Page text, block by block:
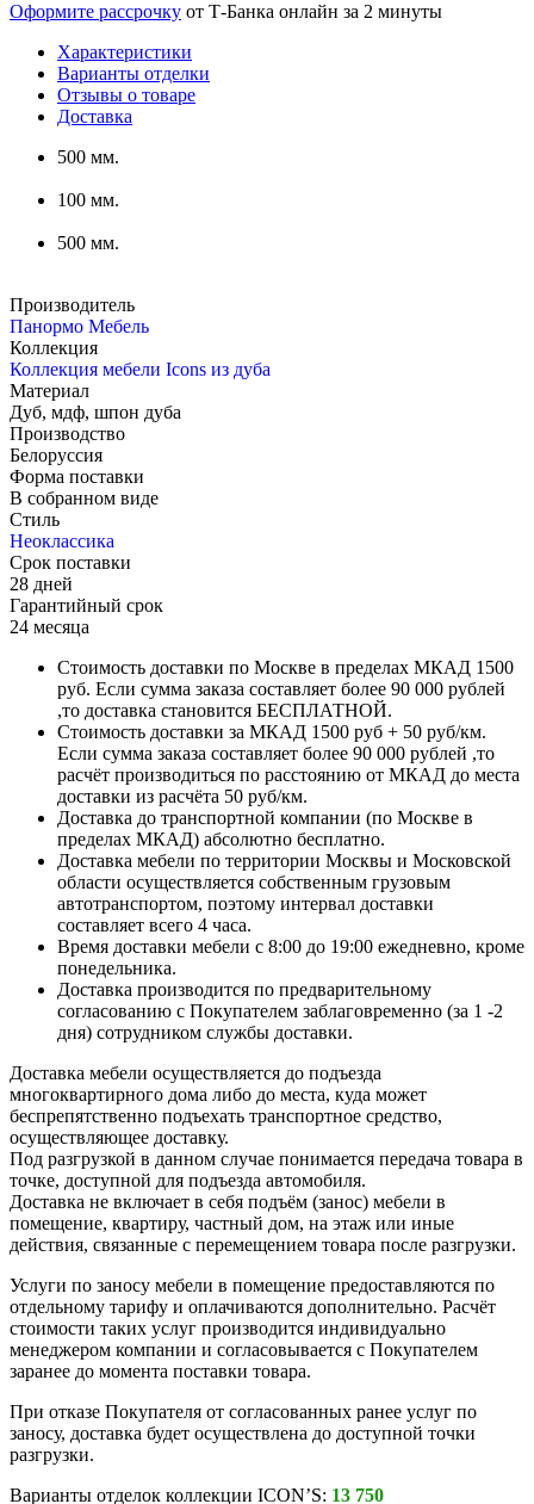
Оформите рассрочку от Т-Банка онлайн за 2 минуты
Характеристики
Варианты отделки
Отзывы о товаре
Доставка
500 мм.
100 мм.
500 мм.
Производитель
Панормо Мебель
Коллекция
Коллекция мебели Icons из дуба
Материал
Дуб, мдф, шпон дуба
Производство
Белоруссия
Форма поставки
В собранном виде
Стиль
Неоклассика
Срок поставки
28 дней
Гарантийный срок
24 месяца
Стоимость доставки по Москве в пределах МКАД 1500
руб. Если сумма заказа составляет более 90 000 рублей
,то доставка становится БЕСПЛАТНОЙ.
Стоимость доставки за МКАД 1500 руб + 50 руб/км.
Если сумма заказа составляет более 90 000 рублей ,то
расчёт производиться по расстоянию от МКАД до места
доставки из расчёта 50 руб/км.
Доставка до транспортной компании (по Москве в
пределах МКАД) абсолютно бесплатно.
Доставка мебели по территории Москвы и Московской
области осуществляется собственным грузовым
автотранспортом, поэтому интервал доставки
составляет всего 4 часа.
Время доставки мебели с 8:00 до 19:00 ежедневно, кроме
понедельника.
Доставка производится по предварительному
согласованию с Покупателем заблаговременно (за 1 -2
дня) сотрудником службы доставки.
Доставка мебели осуществляется до подъезда
многоквартирного дома либо до места, куда может
беспрепятственно подъехать транспортное средство,
осуществляющее доставку.
Под разгрузкой в данном случае понимается передача товара в
точке, доступной для подъезда автомобиля.
Доставка не включает в себя подъём (занос) мебели в
помещение, квартиру, частный дом, на этаж или иные
действия, связанные с перемещением товара после разгрузки.
Услуги по заносу мебели в помещение предоставляются по
отдельному тарифу и оплачиваются дополнительно. Расчёт
стоимости таких услуг производится индивидуально
менеджером компании и согласовывается с Покупателем
заранее до момента поставки товара.
При отказе Покупателя от согласованных ранее услуг по
заносу, доставка будет осуществлена до доступной точки
разгрузки.
Варианты отделок коллекции ICON’S: 13 750